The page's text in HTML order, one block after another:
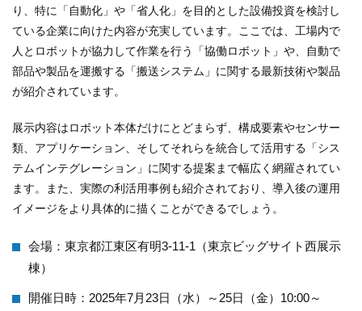
り、特に「自動化」や「省人化」を目的とした設備投資を検討し
ている企業に向けた内容が充実しています。ここでは、工場内で
人とロボットが協力して作業を行う「協働ロボット」や、自動で
部品や製品を運搬する「搬送システム」に関する最新技術や製品
が紹介されています。
展示内容はロボット本体だけにとどまらず、構成要素やセンサー
類、アプリケーション、そしてそれらを統合して活用する「シス
テムインテグレーション」に関する提案まで幅広く網羅されてい
ます。また、実際の利活用事例も紹介されており、導入後の運用
イメージをより具体的に描くことができるでしょう。
会場：東京都江東区有明3-11-1（東京ビッグサイト西展示
棟）
開催日時：2025年7月23日（水）～25日（金）10:00～